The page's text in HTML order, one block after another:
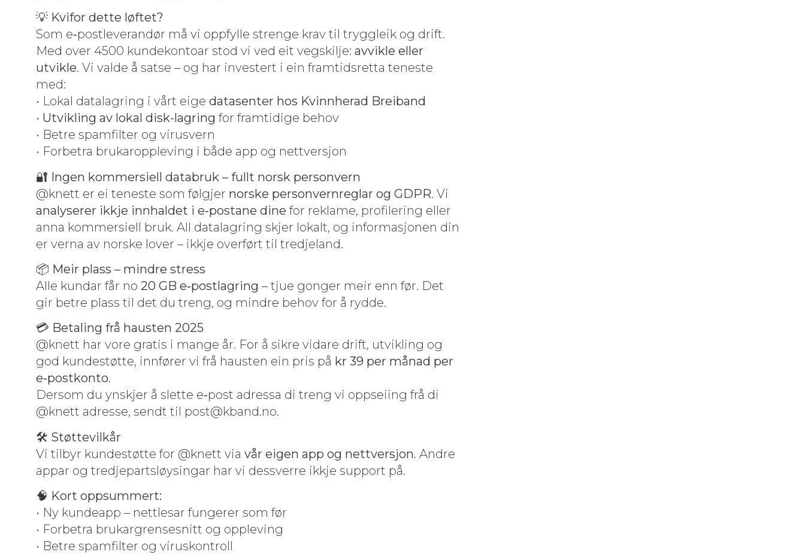
💡 Kvi­for dette løftet?
Som e‑postleverandør må vi opp­fylle strenge krav til tryg­gleik og drift.
Med over 4500 kun­dekon­toar stod vi ved eit veg­skil­je: avvikle eller
utvikle. Vi valde å satse – og har investert i ein framtid­sret­ta ten­este
med:
• Lokal data­la­gring i vårt eige datasen­ter hos Kvinnher­ad Breiband
• Utvikling av lokal disk-lagring for fram­tidi­ge behov
• Betre spam­fil­ter og virusvern
• For­be­tra brukarop­plev­ing i både app og nettversjon
🔐 Ingen kom­mer­siell data­bruk – fullt norsk per­son­vern
@knett er ei ten­este som føl­gjer norske per­son­vern­reglar og GDPR. Vi
analy­ser­er ikkje innhaldet i e‑postane dine for reklame, pro­fi­ler­ing eller
anna kom­mer­siell bruk. All data­la­gring skjer lokalt, og infor­masjo­nen din
er ver­na av norske lover – ikkje over­ført til tredjeland.
📦 Meir plass – min­dre stress
Alle kun­dar får no 20 GB e‑postlagring – tjue gonger meir enn før. Det
gir betre plass til det du treng, og min­dre behov for å rydde.
💳 Betal­ing frå hausten 2025
@knett har vore gratis i mange år. For å sikre vidare drift, utvikling og
god kun­destøtte, inn­før­er vi frå hausten ein pris på kr 39 per månad per
e‑postkonto.
Der­som du ynskjer å slette e‑post adres­sa di treng vi opp­sei­ing frå di
@knett adresse, sendt til post@kband.no.
🛠 Støt­tevilkår
Vi tilbyr kun­destøtte for @knett via vår eigen app og nettver­sjon. Andre
appar og tred­jepart­sløysin­gar har vi dessverre ikkje sup­port på.
🧠 Kort opp­sum­mert:
• Ny kun­deapp – net­tle­sar fun­ger­er som før
• For­be­tra brukar­grens­es­nitt og opplev­ing
• Betre spam­fil­ter og viruskon­troll